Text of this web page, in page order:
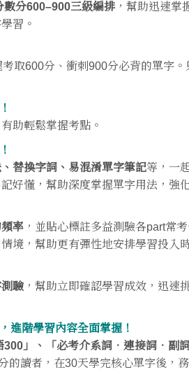
數分600–900三級編排，幫助迅速掌
習。
取600分、衝刺900分必背的單字
助輕鬆掌握考點。
替換字詞、易混淆單字筆記等，一
好懂，幫助深度掌握單字用法，強
率 ，並貼心標註多益測驗各part常
境，幫助更有彈性地安排學習投入
驗 ，幫助立即確認學習成效，迅速
進階學習內容全面掌握！
300」、「必考介系詞．連接詞．副
的讀者，在30天學完核心單字後，